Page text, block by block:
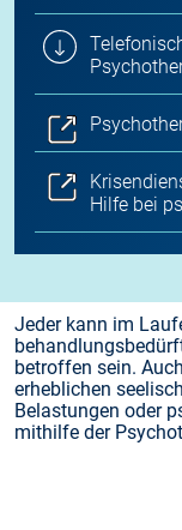
Hilfe bei
Jeder kann im
betroffen sein.
erheblichen
Belastungen oder
mithilfe der